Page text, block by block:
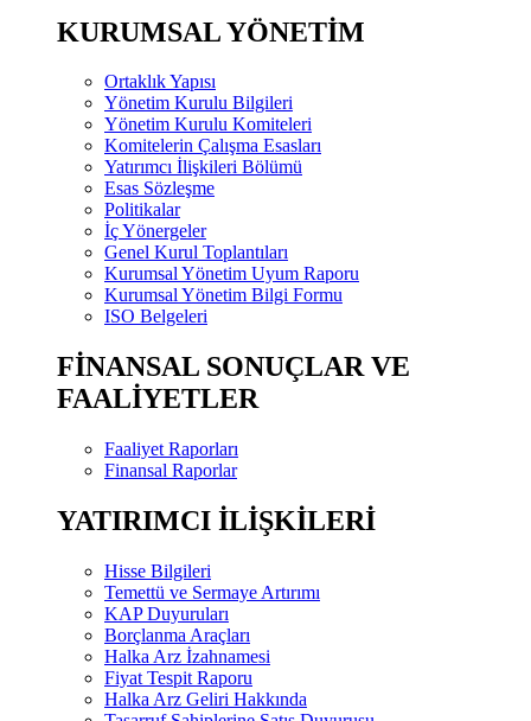
KURUMSAL YÖNETİM
Ortaklık Yapısı
Yönetim Kurulu Bilgileri
Yönetim Kurulu Komiteleri
Komitelerin Çalışma Esasları
Yatırımcı İlişkileri Bölümü
Esas Sözleşme
Politikalar
İç Yönergeler
Genel Kurul Toplantıları
Kurumsal Yönetim Uyum Raporu
Kurumsal Yönetim Bilgi Formu
ISO Belgeleri
FİNANSAL SONUÇLAR VE
FAALİYETLER
Faaliyet Raporları
Finansal Raporlar
YATIRIMCI İLİŞKİLERİ
Hisse Bilgileri
Temettü ve Sermaye Artırımı
KAP Duyuruları
Borçlanma Araçları
Halka Arz İzahnamesi
Fiyat Tespit Raporu
Halka Arz Geliri Hakkında